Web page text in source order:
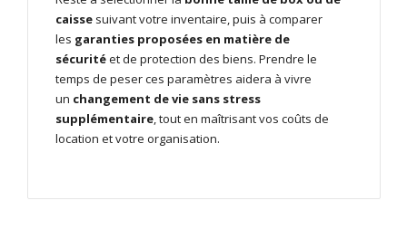
caisse suivant votre inventaire, puis à comparer
les garanties proposées en matière de
sécuritéet de protection des biens. Prendre le
temps de peser ces paramètres aidera à vivre
un changement de vie sans stress
supplémentaire, tout en maîtrisant vos coûts de
location et votre organisation.